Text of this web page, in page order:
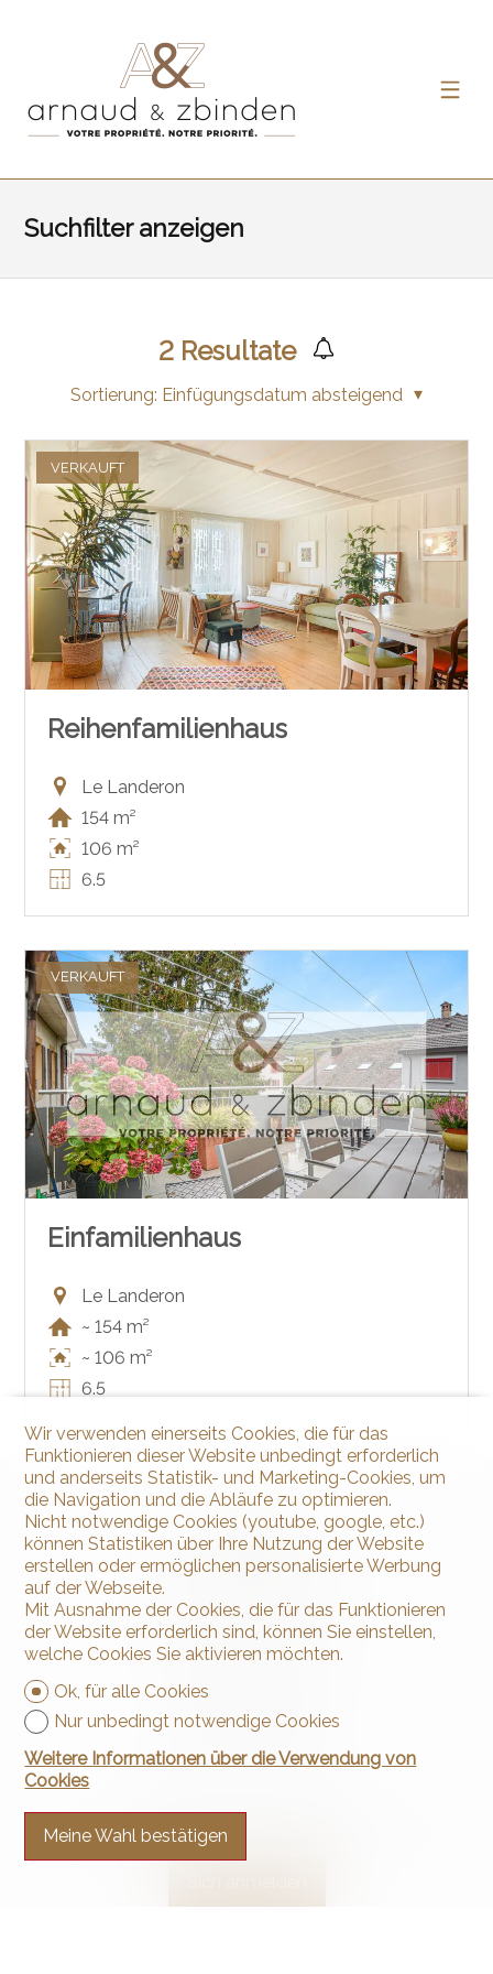
Suchfilter anzeigen
2 Resultate
Sortierung: Einfügungsdatum absteigend
VERKAUFT
Reihenfamilienhaus
Le Landeron
154 m²
106 m²
6.5
VERKAUFT
Einfamilienhaus
Le Landeron
~ 154 m²
~ 106 m²
6.5
Kontaktieren Sie uns
Rue de la Poste 1
2024 St-Aubin-Sauges
Tel. +41 32 835 30 05
info@arnaud-zbinden.ch
Bleiben Sie verbunden
Verpassen Sie keine Objekte, melden Sie sich kostenlos an.
Wir verwenden einerseits Cookies, die für das
Funktionieren dieser Website unbedingt erforderlich
und anderseits Statistik- und Marketing-Cookies, um
die Navigation und die Abläufe zu optimieren.
Nicht notwendige Cookies (youtube, google, etc.)
können Statistiken über Ihre Nutzung der Website
erstellen oder ermöglichen personalisierte Werbung
auf der Webseite.
Mit Ausnahme der Cookies, die für das Funktionieren
der Website erforderlich sind, können Sie einstellen,
welche Cookies Sie aktivieren möchten.
Ok, für alle Cookies
Nur unbedingt notwendige Cookies
Weitere Informationen über die Verwendung von
Cookies
Meine Wahl bestätigen